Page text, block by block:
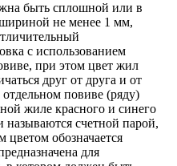
быть сплошной или в
не менее 1 мм,
с использованием
при этом цвет жил
друг от друга и от
повиве (ряду)
жиле красного и синего
называются счетной парой,
обозначается
для